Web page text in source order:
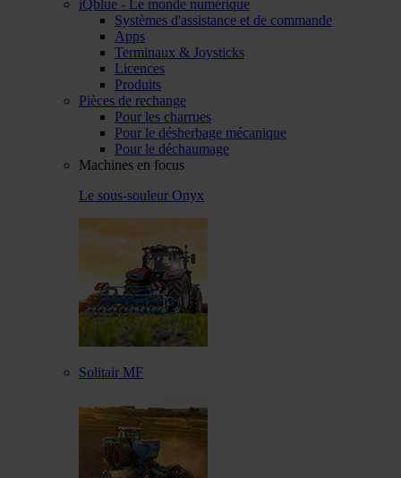
iQblue - Le monde numérique
Systèmes d'assistance et de commande
Apps
Terminaux & Joysticks
Licences
Produits
Pièces de rechange
Pour les charrues
Pour le désherbage mécanique
Pour le déchaumage
Machines en focus
Le sous-souleur Onyx
Solitair MF